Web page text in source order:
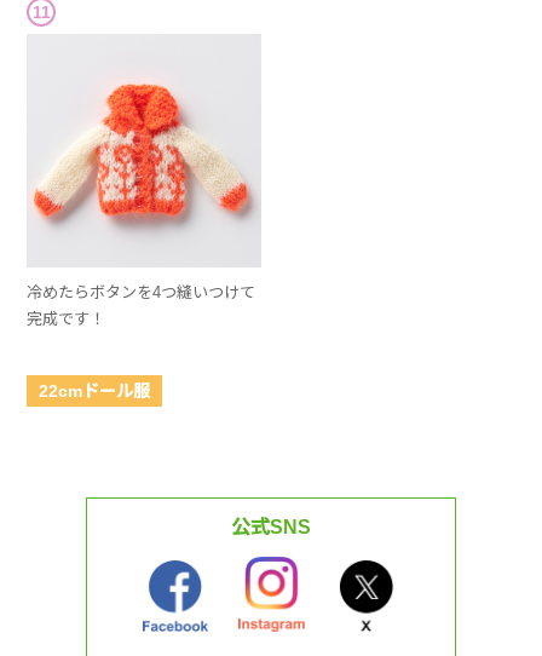
11
冷めたらボタンを4つ縫いつけて
完成です！
22cmドール服
公式SNS